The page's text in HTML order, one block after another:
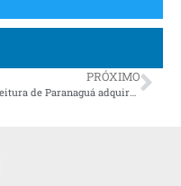
PRÓXIMO
Prefeitura de Paranaguá adquire terreno para ampliação de escola e construção do Centro de Autismo